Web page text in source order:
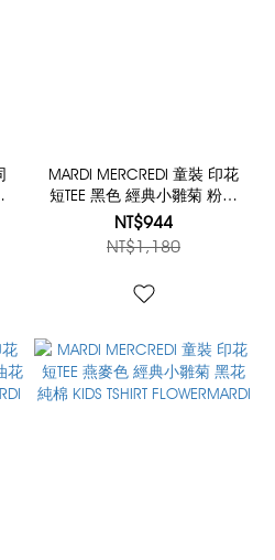
MARDI MERCREDI 童裝 印花
短TEE 黑色 經典小雛菊 粉紅
花 純棉 KIDS TSHIRT
FLOWERMARDI
NT$944
NT$1,180